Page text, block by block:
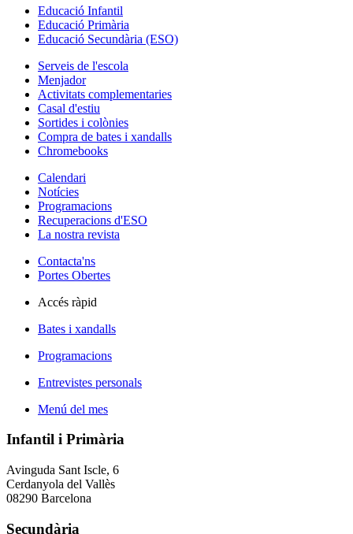
Educació Infantil
Educació Primària
Educació Secundària (ESO)
Serveis de l'escola
Menjador
Activitats complementaries
Casal d'estiu
Sortides i colònies
Compra de bates i xandalls
Chromebooks
Calendari
Notícies
Programacions
Recuperacions d'ESO
La nostra revista
Contacta'ns
Portes Obertes
Accés ràpid
Bates i xandalls
Programacions
Entrevistes personals
Menú del mes
Infantil i Primària
Avinguda Sant Iscle, 6
Cerdanyola del Vallès
08290 Barcelona
Secundària